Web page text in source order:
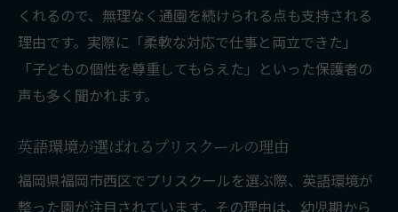
くれるので、無理なく通園を続けられる点も支持される
理由です。実際に「柔軟な対応で仕事と両立できた」
「子どもの個性を尊重してもらえた」といった保護者の
声も多く聞かれます。
英語環境が選ばれるプリスクールの理由
福岡県福岡市西区でプリスクールを選ぶ際、英語環境が
整った園が注目されています。その理由は、幼児期から